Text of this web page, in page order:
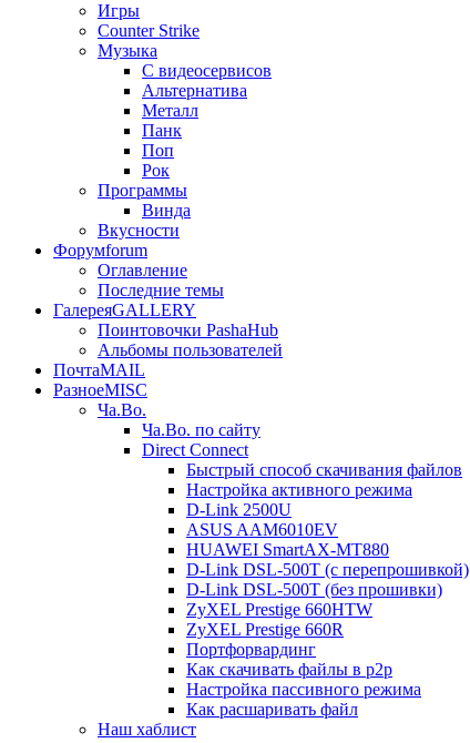
Игры
Counter Strike
Музыка
С видеосервисов
Альтернатива
Металл
Панк
Поп
Рок
Программы
Винда
Вкусности
Форумforum
Оглавление
Последние темы
ГалереяGALLERY
Поинтовочки PashaHub
Альбомы пользователей
ПочтаMAIL
РазноеMISC
Ча.Во.
Ча.Во. по сайту
Direct Connect
Быстрый способ скачивания файлов
Настройка активного режима
D-Link 2500U
ASUS AAM6010EV
HUAWEI SmartAX-MT880
D-Link DSL-500T (c перепрошивкой)
D-Link DSL-500T (без прошивки)
ZyXEL Prestige 660HTW
ZyXEL Prestige 660R
Портфорвардинг
Как скачивать файлы в p2p
Настройка пассивного режима
Как расшаривать файл
Наш хаблист